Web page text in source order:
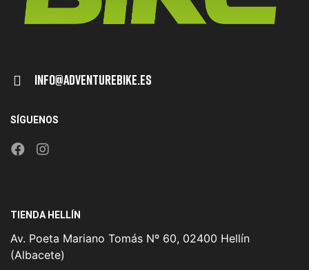
Info@adventurebike.es
SÍGUENOS
TIENDA HELLÍN
Av. Poeta Mariano Tomás Nº 60, 02400 Hellín
(Albacete)